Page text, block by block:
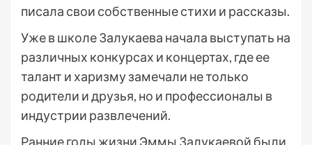
писала свои собственные стихи и рассказы.
Уже в школе Залукаева начала выступать на
различных конкурсах и концертах, где ее
талант и харизму замечали не только
родители и друзья, но и профессионалы в
индустрии развлечений.
Ранние годы жизни Эммы Залукаевой были